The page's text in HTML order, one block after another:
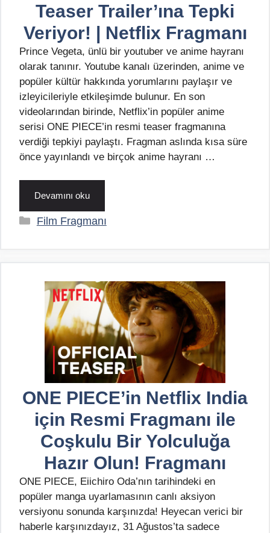
Teaser Trailer’ına Tepki
Veriyor! | Netflix Fragmanı
Prince Vegeta, ünlü bir youtuber ve anime hayranı
olarak tanınır. Youtube kanalı üzerinden, anime ve
popüler kültür hakkında yorumlarını paylaşır ve
izleyicileriyle etkileşimde bulunur. En son
videolarından birinde, Netflix’in popüler anime
serisi ONE PIECE’in resmi teaser fragmanına
verdiği tepkiyi paylaştı. Fragman aslında kısa süre
önce yayınlandı ve birçok anime hayranı …
Devamını oku
Kategoriler
Film Fragmanı
ONE PIECE’in Netflix India
için Resmi Fragmanı ile
Coşkulu Bir Yolculuğa
Hazır Olun! Fragmanı
ONE PIECE, Eiichiro Oda’nın tarihindeki en
popüler manga uyarlamasının canlı aksiyon
versiyonu sonunda karşınızda! Heyecan verici bir
haberle karşınızdayız, 31 Ağustos’ta sadece